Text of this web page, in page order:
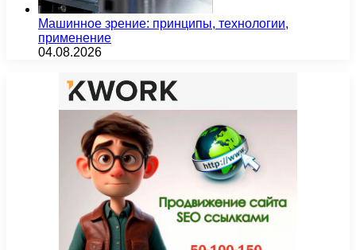
Машинное зрение: принципы, технологии,
применение
04.08.2026